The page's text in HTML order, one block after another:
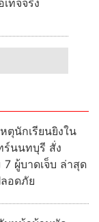
ารออกกำลัง
ยรติพระบาท
นปราบ
หน่วย
ยขวาง
นอมินีจีน
อ้างจ่าย
ดคือผิด